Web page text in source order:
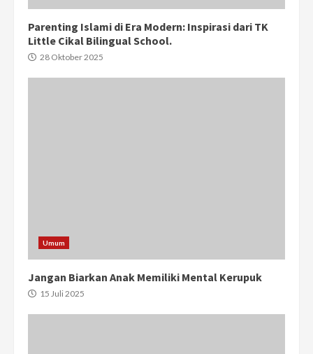
Parenting Islami di Era Modern: Inspirasi dari TK
Little Cikal Bilingual School.
28 Oktober 2025
Umum
Jangan Biarkan Anak Memiliki Mental Kerupuk
15 Juli 2025